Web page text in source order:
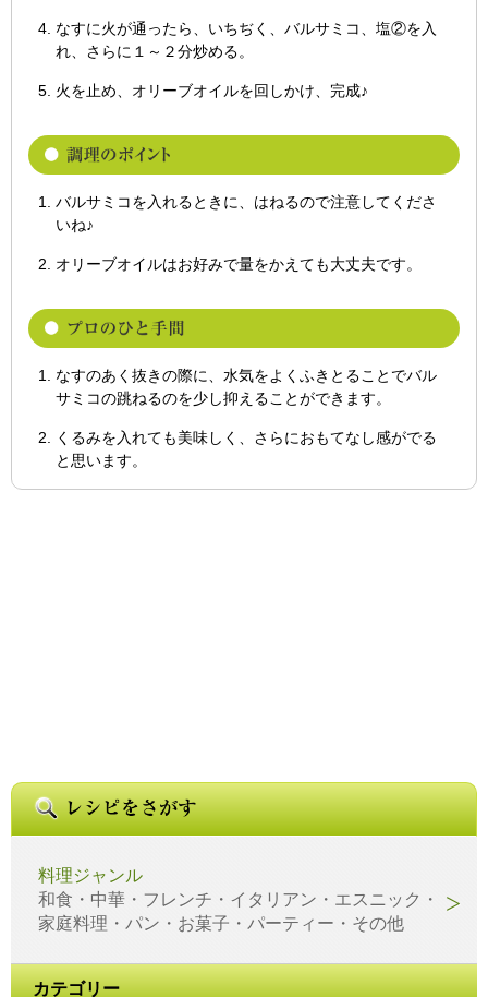
なすに火が通ったら、いちぢく、バルサミコ、塩②を入
れ、さらに１～２分炒める。
火を止め、オリーブオイルを回しかけ、完成♪
バルサミコを入れるときに、はねるので注意してくださ
いね♪
オリーブオイルはお好みで量をかえても大丈夫です。
なすのあく抜きの際に、水気をよくふきとることでバル
サミコの跳ねるのを少し抑えることができます。
くるみを入れても美味しく、さらにおもてなし感がでる
と思います。
料理ジャンル
和食・中華・フレンチ・イタリアン・エスニック・
家庭料理・パン・お菓子・パーティー・その他
カテゴリー